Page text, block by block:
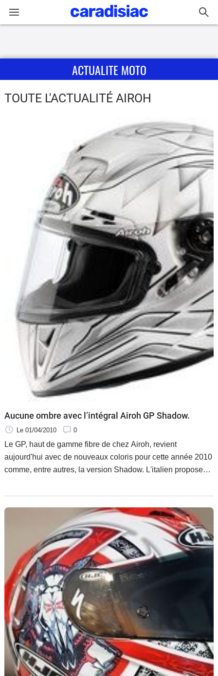
Actu
Scooters
Services
Auto
ACTUALITE MOTO
TOUTE L'ACTUALITÉ AIROH
Aucune ombre avec l’intégral Airoh GP Shadow.
Le 01/04/2010 0
Le GP, haut de gamme fibre de chez Airoh, revient
aujourd'hui avec de nouveaux coloris pour cette année 2010
comme, entre autres, la version Shadow. L'italien propose
coque pour éviter le syndrome de tête d'ampoule avec
garniture interne démontable et lavable traitée
hypoallergénique (Sanitized).